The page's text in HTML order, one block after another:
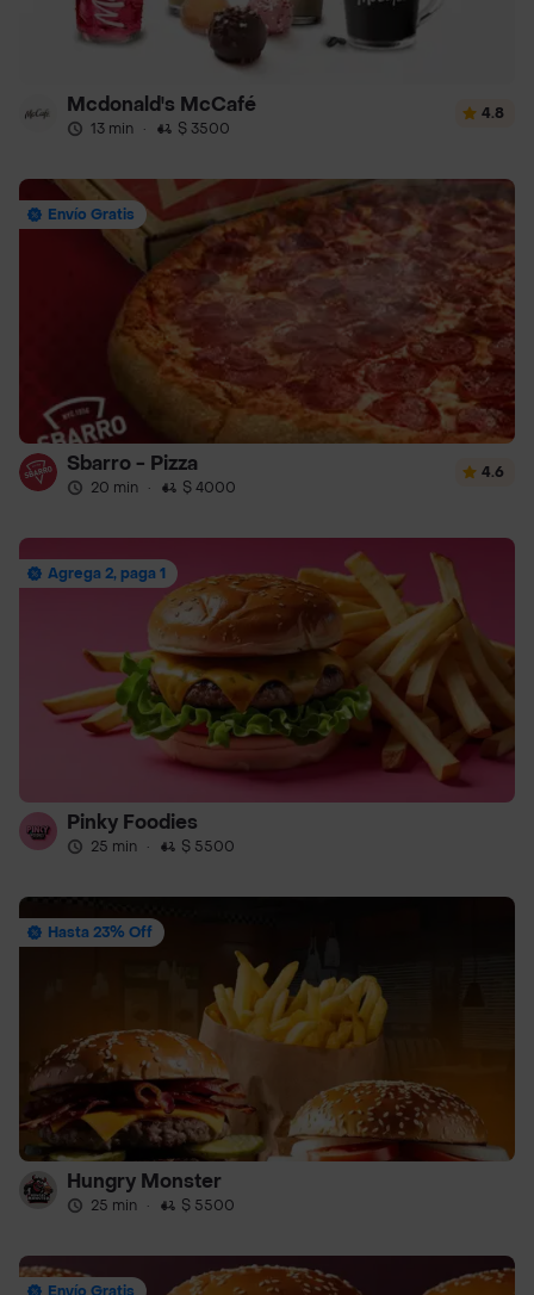
Mcdonald's McCafé
13 min · $ 3500
4.8
Envío Gratis
Sbarro - Pizza
20 min · $ 4000
4.6
Agrega 2, paga 1
Pinky Foodies
25 min · $ 5500
Hasta 23% Off
Hungry Monster
25 min · $ 5500